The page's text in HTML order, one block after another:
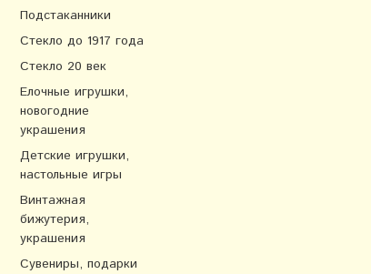
Подстаканники
Стекло до 1917 года
Стекло 20 век
Елочные игрушки,
новогодние
украшения
Детские игрушки,
настольные игры
Винтажная
бижутерия,
украшения
Сувениры, подарки